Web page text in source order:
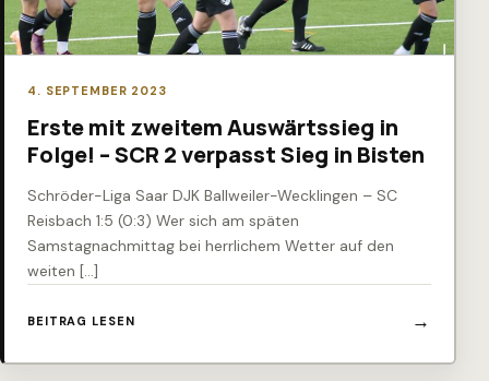
4. SEPTEMBER 2023
Erste mit zweitem Auswärtssieg in
Folge! – SCR 2 verpasst Sieg in Bisten
Schröder-Liga Saar DJK Ballweiler-Wecklingen – SC
Reisbach 1:5 (0:3) Wer sich am späten
Samstagnachmittag bei herrlichem Wetter auf den
weiten […]
BEITRAG LESEN